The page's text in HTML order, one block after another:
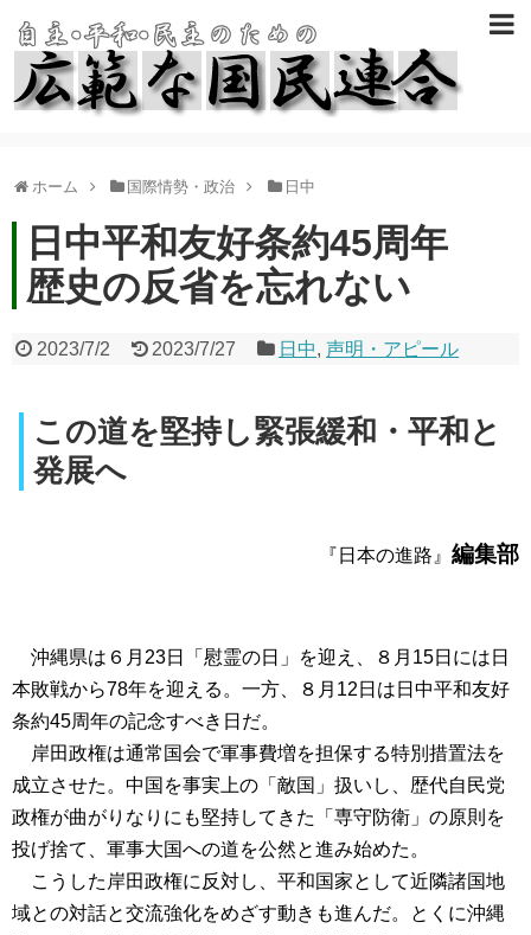
ホーム 国際情勢・政治 日中
日中平和友好条約45周年
歴史の反省を忘れない
2023/7/2 2023/7/27 日中,声明・アピール
この道を堅持し緊張緩和・平和と
発展へ
『日本の進路』 編集部
沖縄県は６月23日「慰霊の日」を迎え、８月15日には日
本敗戦から78年を迎える。一方、８月12日は日中平和友好
条約45周年の記念すべき日だ。
岸田政権は通常国会で軍事費増を担保する特別措置法を
成立させた。中国を事実上の「敵国」扱いし、歴代自民党
政権が曲がりなりにも堅持してきた「専守防衛」の原則を
投げ捨て、軍事大国への道を公然と進み始めた。
こうした岸田政権に反対し、平和国家として近隣諸国地
域との対話と交流強化をめざす動きも進んだ。とくに沖縄